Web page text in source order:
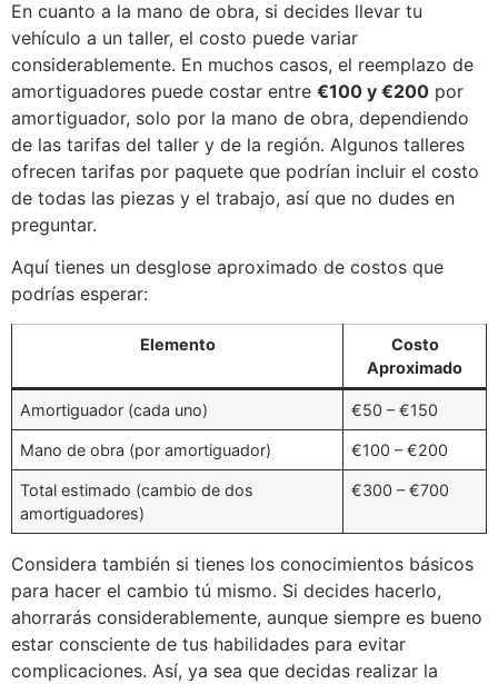
En cuanto a la mano de obra, si decides llevar tu
vehículo a un taller, el costo puede variar
considerablemente. En muchos casos, el reemplazo de
amortiguadores puede costar entre €100 y €200 por
amortiguador, solo por la mano de obra, dependiendo
de las tarifas del taller y de la región. Algunos talleres
ofrecen tarifas por paquete que podrían incluir el costo
de todas las piezas y el trabajo, así que no dudes en
preguntar.
Aquí tienes un desglose aproximado de costos que
podrías esperar:
Elemento
Costo
Aproximado
Amortiguador (cada uno) €50 – €150
Mano de obra (por amortiguador) €100 – €200
Total estimado (cambio de dos
amortiguadores)
€300 – €700
Considera también si tienes los conocimientos básicos
para hacer el cambio tú mismo. Si decides hacerlo,
ahorrarás considerablemente, aunque siempre es bueno
estar consciente de tus habilidades para evitar
complicaciones. Así, ya sea que decidas realizar la